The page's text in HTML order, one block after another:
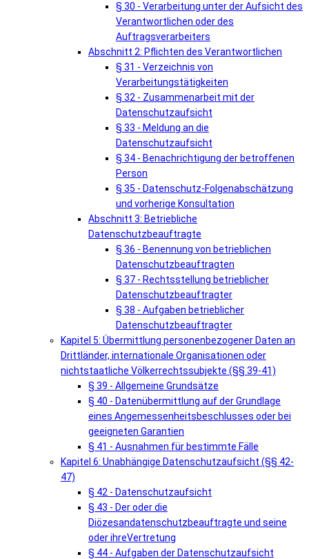
§ 30 - Verarbeitung unter der Aufsicht des
Verantwortlichen oder des
Auftragsverarbeiters
Abschnitt 2: Pflichten des Verantwortlichen
§ 31 - Verzeichnis von
Verarbeitungstätigkeiten
§ 32 - Zusammenarbeit mit der
Datenschutzaufsicht
§ 33 - Meldung an die
Datenschutzaufsicht
§ 34 - Benachrichtigung der betroffenen
Person
§ 35 - Datenschutz-Folgenabschätzung
und vorherige Konsultation
Abschnitt 3: Betriebliche
Datenschutzbeauftragte
§ 36 - Benennung von betrieblichen
Datenschutzbeauftragten
§ 37 - Rechtsstellung betrieblicher
Datenschutzbeauftragter
§ 38 - Aufgaben betrieblicher
Datenschutzbeauftragter
Kapitel 5: Übermittlung personenbezogener Daten an
Drittländer, internationale Organisationen oder
nichtstaatliche Völkerrechtssubjekte (§§ 39-41)
§ 39 - Allgemeine Grundsätze
§ 40 - Datenübermittlung auf der Grundlage
eines Angemessenheitsbeschlusses oder bei
geeigneten Garantien
§ 41 - Ausnahmen für bestimmte Fälle
Kapitel 6: Unabhängige Datenschutzaufsicht (§§ 42-
47)
§ 42 - Datenschutzaufsicht
§ 43 - Der oder die
Diözesandatenschutzbeauftragte und seine
oder ihreVertretung
§ 44 - Aufgaben der Datenschutzaufsicht